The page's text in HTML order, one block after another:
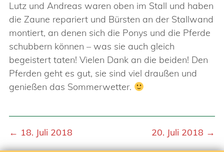
Lutz und Andreas waren oben im Stall und haben
die Zaune repariert und Bürsten an der Stallwand
montiert, an denen sich die Ponys und die Pferde
schubbern können – was sie auch gleich
begeistert taten! Vielen Dank an die beiden! Den
Pferden geht es gut, sie sind viel draußen und
genießen das Sommerwetter.
← 18. Juli 2018 20. Juli 2018 →